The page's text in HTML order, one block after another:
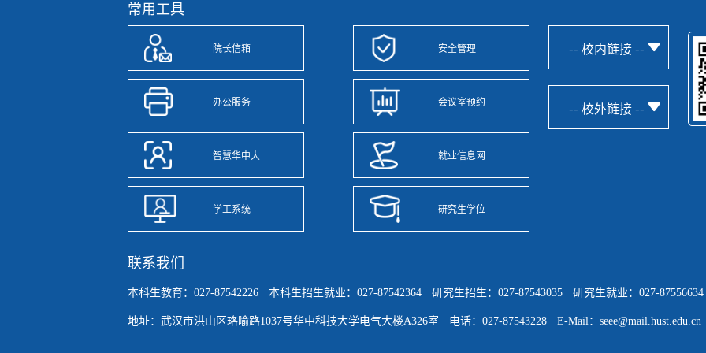
常用工具
院长信箱 安全管理
办公服务 会议室预约
智慧华中大 就业信息网
学工系统 研究生学位
-- 校内链接 --
-- 校外链接 --
联系我们
本科生教育：027-87542226 本科生招生就业：027-87542364 研究生招生：027-87543035 研究生就业：027-87556634
地址：武汉市洪山区珞喻路1037号华中科技大学电气大楼A326室 电话：027-87543228 E-Mail：seee@mail.hust.edu.cn